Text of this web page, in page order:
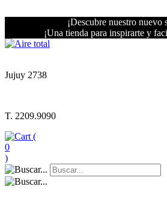
¡Descubre nuestro nuevo
¡Una tienda para inspirarte y
Jujuy 2738
T. 2209.9090
(
0
)